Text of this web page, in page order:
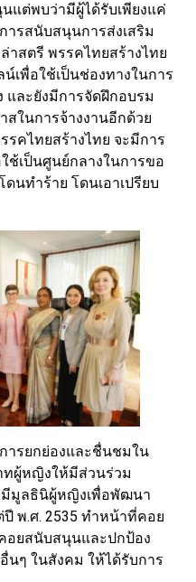
แต่พบว่ามีผู้ได้รับเพียงแค่
ารสนับสนุนการส่งเสริม
สตรี พรรคไทยสร้างไทย
เพื่อใช้เป็นช่องทางในการ
ละยังมีการจัดฝึกอบรม
ในการจ้างงานอีกด้วย
คไทยสร้างไทย จะมีการ
ช้เป็นศูนย์กลางในการขอ
นทำร้าย โดนเอาเปรียบ
รยกย่องและชื่นชมใน
ทผู้หญิงให้มีส่วนร่วม
มีมูลธินิผู้หญิงเพื่อพัฒนา
พ.ศ. 2535 ทำหน้าที่คอย
อยสนับสนุนและปกป้อง
นๆ ในสังคม ให้ได้รับการ